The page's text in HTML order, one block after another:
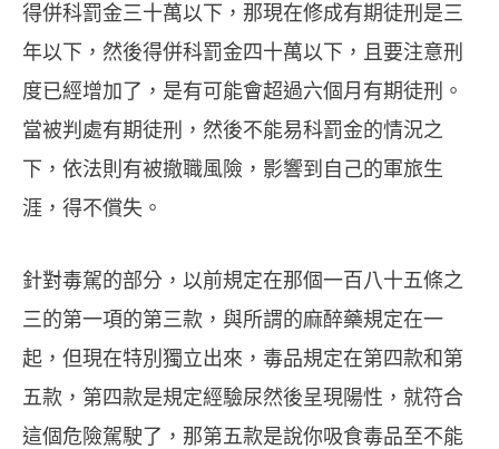
得併科罰金三十萬以下，那現在修成有期徒刑是三
年以下，然後得併科罰金四十萬以下，且要注意刑
度已經增加了，是有可能會超過六個月有期徒刑。
當被判處有期徒刑，然後不能易科罰金的情況之
下，依法則有被撤職風險，影響到自己的軍旅生
涯，得不償失。
針對毒駕的部分，以前規定在那個一百八十五條之
三的第一項的第三款，與所謂的麻醉藥規定在一
起，但現在特別獨立出來，毒品規定在第四款和第
五款，第四款是規定經驗尿然後呈現陽性，就符合
這個危險駕駛了，那第五款是說你吸食毒品至不能